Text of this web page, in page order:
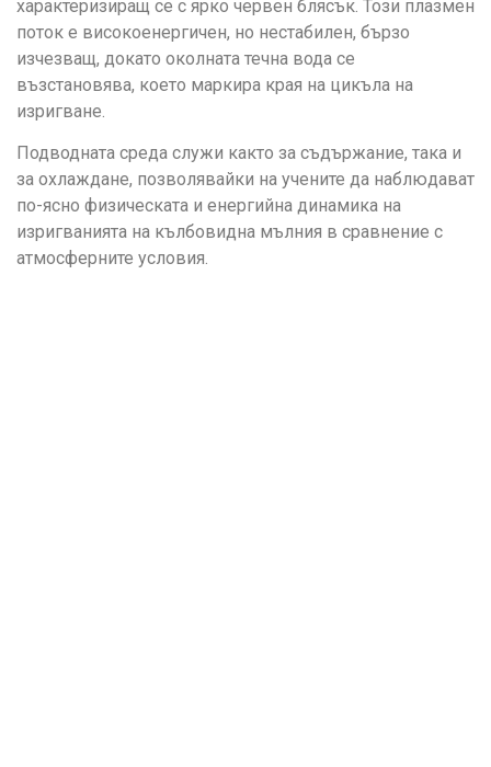
характеризиращ се с ярко червен блясък. Този плазмен
поток е високоенергичен, но нестабилен, бързо
изчезващ, докато околната течна вода се
възстановява, което маркира края на цикъла на
изригване.
Подводната среда служи както за съдържание, така и
за охлаждане, позволявайки на учените да наблюдават
по-ясно физическата и енергийна динамика на
изригванията на кълбовидна мълния в сравнение с
атмосферните условия.